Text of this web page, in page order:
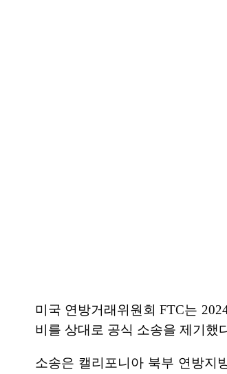
미국 연방거래위원회 FTC는
비를 상대로 공식 소송을 제기했
소송은 캘리포니아 북부 연방지